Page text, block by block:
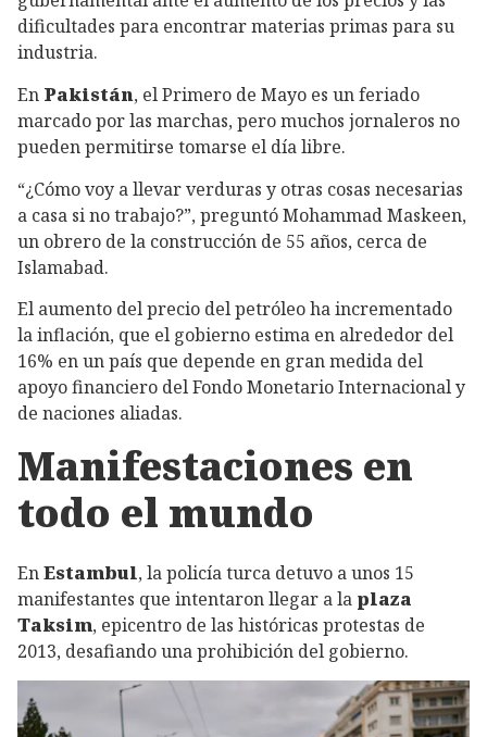
dificultades para encontrar materias primas para su
industria.
En Pakistán, el Primero de Mayo es un feriado
marcado por las marchas, pero muchos jornaleros no
pueden permitirse tomarse el día libre.
“¿Cómo voy a llevar verduras y otras cosas necesarias
a casa si no trabajo?”, preguntó Mohammad Maskeen,
un obrero de la construcción de 55 años, cerca de
Islamabad.
El aumento del precio del petróleo ha incrementado
la inflación, que el gobierno estima en alrededor del
16% en un país que depende en gran medida del
apoyo financiero del Fondo Monetario Internacional y
de naciones aliadas.
Manifestaciones en
todo el mundo
EnEstambul, la policía turca detuvo a unos 15
manifestantes que intentaron llegar a la plaza
Taksim, epicentro de las históricas protestas de
2013, desafiando una prohibición del gobierno.